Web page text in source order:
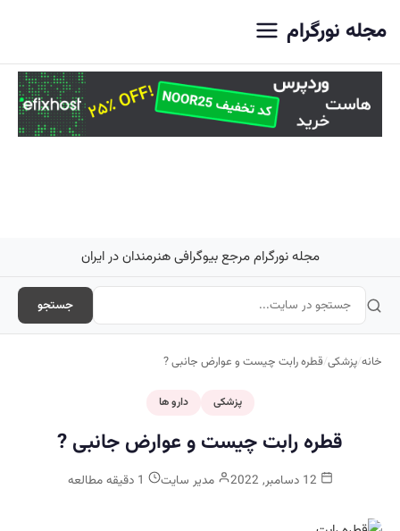
مجله نورگرام
مجله نورگرام مرجع بیوگرافی هنرمندان در ایران
جستجو
خانه/پزشکی/قطره رابت چیست و عوارض جانبی ?
پزشکی دارو ها
قطره رابت چیست و عوارض جانبی ?
مدیر سایت